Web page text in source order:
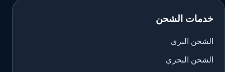
خدمات الشحن
الشحن البري
الشحن البحري